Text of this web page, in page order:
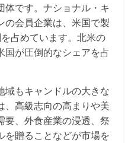
体です。ナショナル・キ
の会員企業は、米国で製
占めています。北米の
国が圧倒的なシェアを占
域もキャンドルの大きな
、高級志向の高まりや美
要、外食産業の浸透、祭
を贈ることなどが市場を